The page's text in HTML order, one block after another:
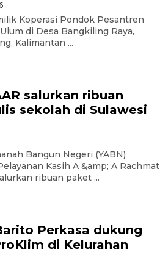
Koperasi Pondok Pesantren
di Desa Bangkiling Raya,
Kalimantan ...
salurkan ribuan
sekolah di Sulawesi
Bangun Negeri (YABN)
Kasih A &amp; A Rachmat
ribuan paket ...
Perkasa dukung
di Kelurahan